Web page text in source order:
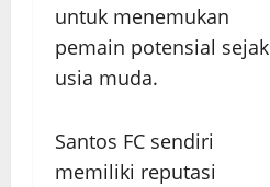
untuk menemukan
pemain potensial sejak
usia muda.
Santos FC sendiri
memiliki reputasi